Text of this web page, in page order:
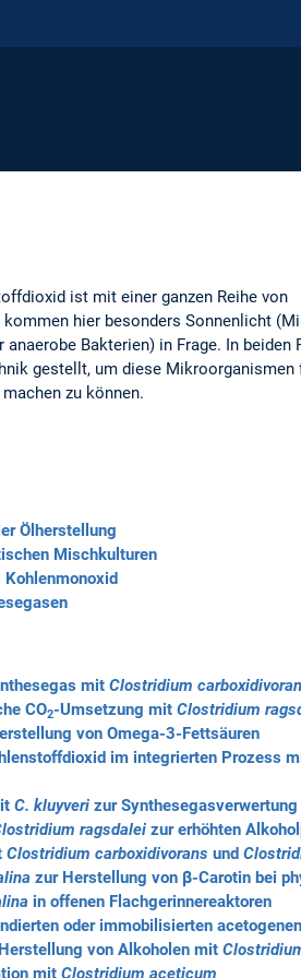
ist mit einer ganzen Reihe von
hier besonders Sonnenlicht
Bakterien) in Frage. In beiden
gestellt, um diese Mikroorganismen
zu können.
Ölherstellung
Mischkulturen
mit Clostridium
CO2-Umsetzung mit Clostridium
von Omega-3-Fettsäuren
im integrierten Prozess
C. kluyveri zur Synthesegasverwertung
ragsdalei zur erhöhten
Clostridium carboxidivorans und
zur Herstellung von β-Carotin bei
in offenen Flachgerinnereaktoren
oder immobilisierten
von Alkoholen mit
mit Clostridium aceticum